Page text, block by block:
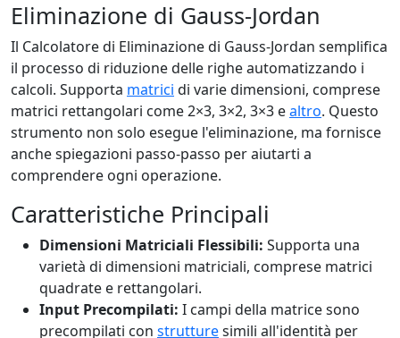
Eliminazione di Gauss-Jordan
Il Calcolatore di Eliminazione di Gauss-Jordan semplifica
il processo di riduzione delle righe automatizzando i
calcoli. Supporta matrici di varie dimensioni, comprese
matrici rettangolari come 2×3, 3×2, 3×3 ealtro. Questo
strumento non solo esegue l'eliminazione, ma fornisce
anche spiegazioni passo-passo per aiutarti a
comprendere ogni operazione.
Caratteristiche Principali
Dimensioni Matriciali Flessibili: Supporta una
varietà di dimensioni matriciali, comprese matrici
quadrate e rettangolari.
Input Precompilati: I campi della matrice sono
precompilati con strutturesimili all'identità per